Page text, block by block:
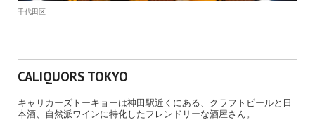
千代田区
CALIQUORS TOKYO
キャリカーズトーキョーは神田駅近くにある、クラフトビールと日
本酒、自然派ワインに特化したフレンドリーな酒屋さん。